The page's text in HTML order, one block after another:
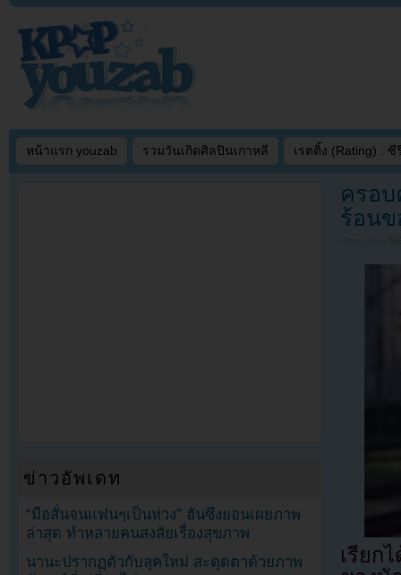
หน้าแรก youzab รวมวันเกิดศิลปินเกาหลี เรตติ้ง (Rating) : ซี
ครอบ
ร้อน
เรียก
ข่าวอัพเดท
“มือสั่นจนแฟนๆเป็นห่วง” ฮันซึงยอนเผยภาพ
ล่าสุด ทำหลายคนสงสัยเรื่องสุขภาพ
นานะปรากฏตัวกับลุคใหม่ สะดุดตาด้วยภาพ